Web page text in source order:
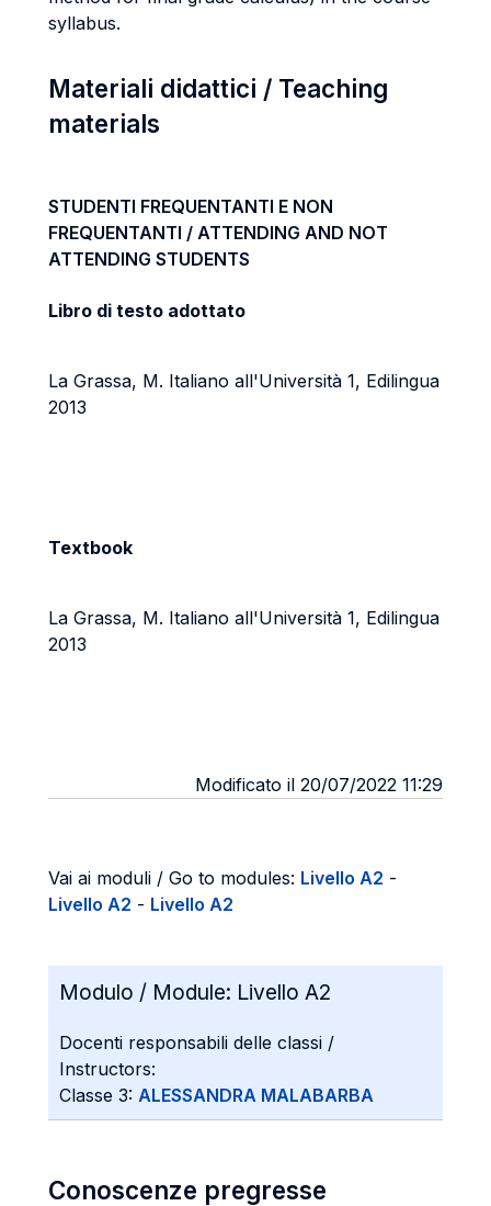
syllabus.
Materiali didattici / Teaching
materials
STUDENTI FREQUENTANTI E NON
FREQUENTANTI / ATTENDING AND NOT
ATTENDING STUDENTS
Libro di testo adottato
La Grassa, M. Italiano all'Università 1, Edilingua
2013
Textbook
La Grassa, M. Italiano all'Università 1, Edilingua
2013
Modificato il 20/07/2022 11:29
Vai ai moduli / Go to modules: Livello A2 -
Livello A2 - Livello A2
Modulo / Module: Livello A2
Docenti responsabili delle classi /
Instructors:
Classe 3: ALESSANDRA MALABARBA
Conoscenze pregresse